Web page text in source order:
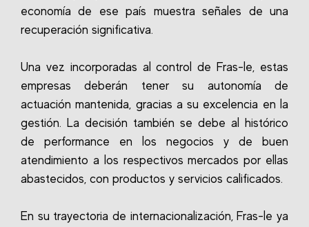
economía de ese país muestra señales de una
recuperación significativa.
Una vez incorporadas al control de Fras-le, estas
empresas deberán tener su autonomía de
actuación mantenida, gracias a su excelencia en la
gestión. La decisión también se debe al histórico
de performance en los negocios y de buen
atendimiento a los respectivos mercados por ellas
abastecidos, con productos y servicios calificados.
En su trayectoria de internacionalización, Fras-le ya